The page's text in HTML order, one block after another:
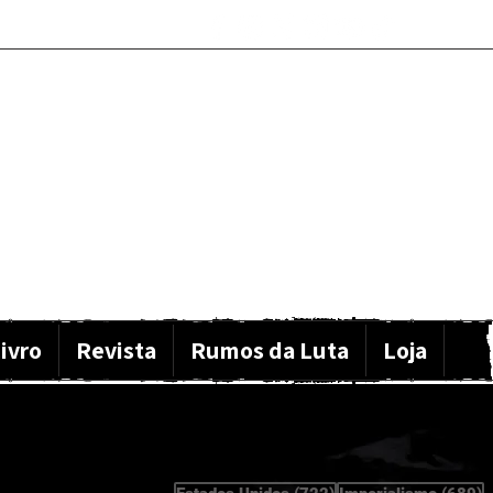
Revista Rumos da Luta Loja